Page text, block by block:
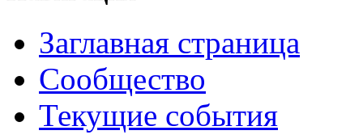
Заглавная страница
Сообщество
Текущие события